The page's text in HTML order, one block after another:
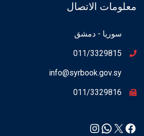
معلومات الاتصال
سوريا - دمشق
011/3329815
info@syrbook.gov.sy
011/3329816
Facebook
X
WhatsApp